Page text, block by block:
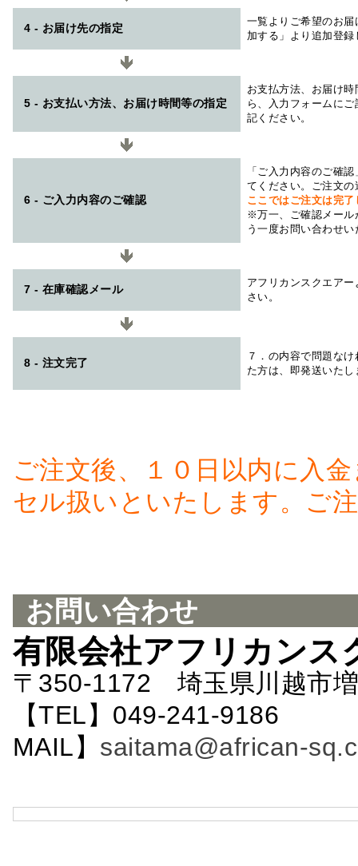
4 - お届け先の指定
一覧よりご希望のお
加する」より追加登
5 - お支払い方法、お届け時間等の指定
お支払方法、お届け
ら、入力フォームに
記ください。
6 - ご入力内容のご確認
「ご入力内容のご確
てください。ご注文
ここではご注文は完
※万一、ご確認メール
う一度お問い合わせ
7 - 在庫確認メール
アフリカンスクエアー
さい。
8 - 注文完了
７．の内容で問題な
た方は、即発送いたし
ご注文後、１０日以内に入
セル扱いといたします。ご
お問い合わせ
有限会社アフリカンス
〒350-1172 埼玉県川越市
【TEL】049-241-
MAIL】 saitama@african-